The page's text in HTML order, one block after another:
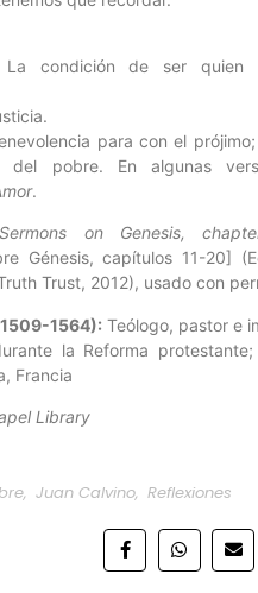
condición de ser quien
para con el
del pobre. En algunas
.
on Genesis,
Génesis, capítulos 11-20]
Trust, 2012), usado con
1564): Teólogo, pastor e
la Reforma
Francia
Library
, Juan Calvino, Reflexiones